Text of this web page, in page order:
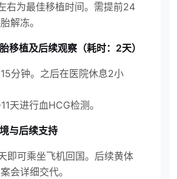
右为最佳移植时间。需提前24
解冻。
移植及后续观察（耗时：2天）
分钟。之后在医院休息2小
天进行血HCG检测。
与后续支持
即可乘坐飞机回国。后续黄体
会详细交代。